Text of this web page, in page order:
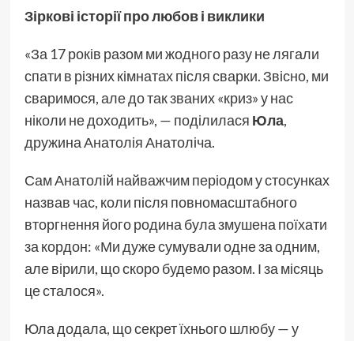
Зіркові історії про любов і виклики
«За 17 років разом ми жодного разу не лягали
спати в різних кімнатах після сварки. Звісно, ми
сваримося, але до так званих «криз» у нас
ніколи не доходить», — поділилася Юла,
дружина Анатолія Анатоліча.
Сам Анатолій найважчим періодом у стосунках
назвав час, коли після повномасштабного
вторгнення його родина була змушена поїхати
за кордон: «Ми дуже сумували одне за одним,
але вірили, що скоро будемо разом. І за місяць
це сталося».
Юла додала, що секрет їхнього шлюбу — у